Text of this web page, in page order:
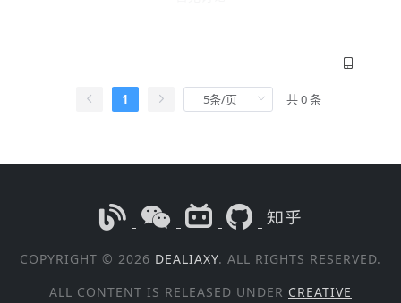
1 共 0 条
COPYRIGHT © 2026 DEALIAXY. ALL RIGHTS RESERVED.
ALL CONTENT IS RELEASED UNDER CREATIVE